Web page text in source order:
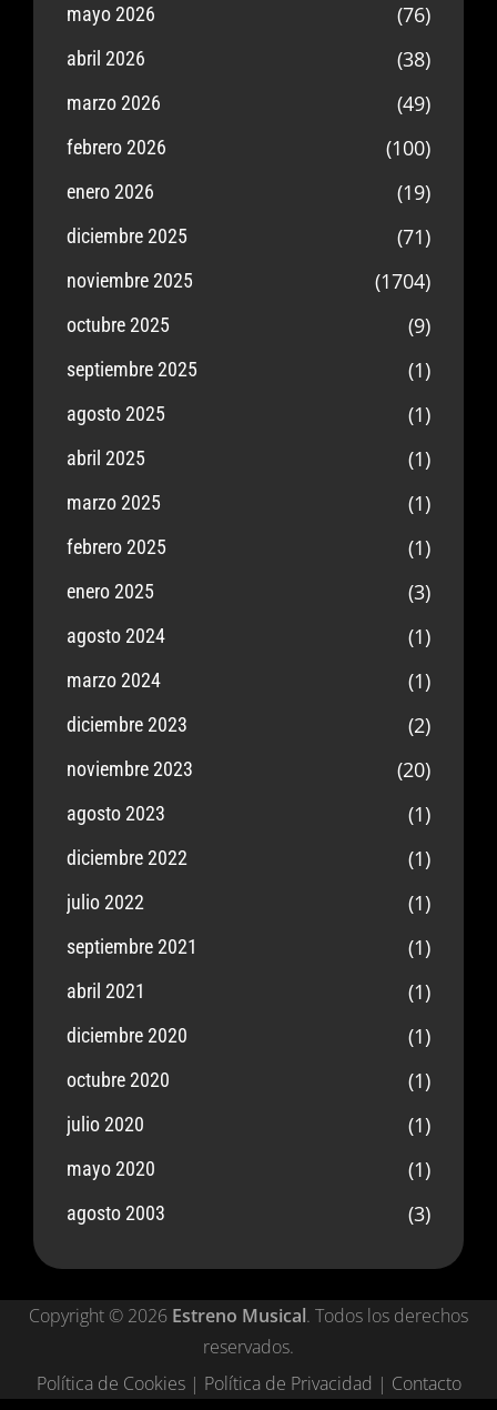
mayo 2026 (76)
abril 2026 (38)
marzo 2026 (49)
febrero 2026 (100)
enero 2026 (19)
diciembre 2025 (71)
noviembre 2025 (1704)
octubre 2025 (9)
septiembre 2025 (1)
agosto 2025 (1)
abril 2025 (1)
marzo 2025 (1)
febrero 2025 (1)
enero 2025 (3)
agosto 2024 (1)
marzo 2024 (1)
diciembre 2023 (2)
noviembre 2023 (20)
agosto 2023 (1)
diciembre 2022 (1)
julio 2022 (1)
septiembre 2021 (1)
abril 2021 (1)
diciembre 2020 (1)
octubre 2020 (1)
julio 2020 (1)
mayo 2020 (1)
agosto 2003 (3)
Copyright © 2026 Estreno Musical. Todos los derechos
reservados.
Política de Cookies| Política de Privacidad | Contacto